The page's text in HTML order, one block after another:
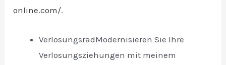
online.com/.
VerlosungsradModernisieren Sie Ihre
Verlosungsziehungen mit meinem